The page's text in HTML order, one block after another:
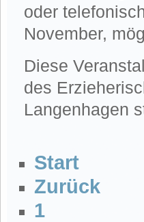
oder
November,
Diese
des
Langenhagen
Start
Zurück
1